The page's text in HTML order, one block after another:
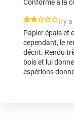
Conforme à la
*****
Il y
Papier épais et
cependant, le
décrit. Rendu
bois et lui
espérions